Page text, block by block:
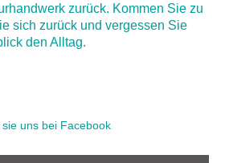
zurück. Kommen Sie zu
sich zurück und vergessen Sie
den Alltag.
sie uns bei Facebook